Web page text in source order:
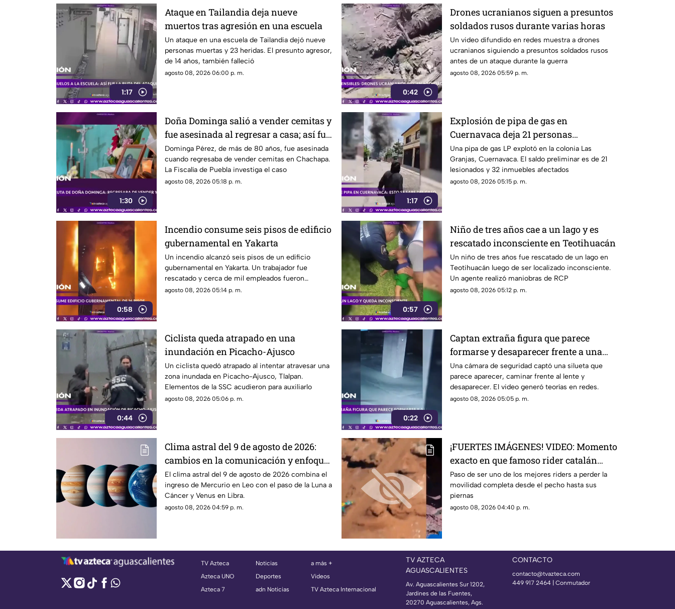
1:17
Ataque en Tailandia deja nueve
muertos tras agresión en una escuela
Un ataque en una escuela de Tailandia dejó nueve
personas muertas y 23 heridas. El presunto agresor,
de 14 años, también falleció
agosto 08, 2026 06:00 p. m.
0:42
Drones ucranianos siguen a presuntos
soldados rusos durante varias horas
Un video difundido en redes muestra a drones
ucranianos siguiendo a presuntos soldados rusos
antes de un ataque durante la guerra
agosto 08, 2026 05:59 p. m.
1:30
Doña Dominga salió a vender cemitas y
fue asesinada al regresar a casa; así fue
la agresión (VIDEO)
Dominga Pérez, de más de 80 años, fue asesinada
cuando regresaba de vender cemitas en Chachapa.
La Fiscalía de Puebla investiga el caso
agosto 08, 2026 05:18 p. m.
1:17
Explosión de pipa de gas en
Cuernavaca deja 21 personas
lesionadas
Una pipa de gas LP explotó en la colonia Las
Granjas, Cuernavaca. El saldo preliminar es de 21
lesionados y 32 inmuebles afectados
agosto 08, 2026 05:15 p. m.
0:58
Incendio consume seis pisos de edificio
gubernamental en Yakarta
Un incendio alcanzó seis pisos de un edificio
gubernamental en Yakarta. Un trabajador fue
rescatado y cerca de mil empleados fueron
reubicados
agosto 08, 2026 05:14 p. m.
0:57
Niño de tres años cae a un lago y es
rescatado inconsciente en Teotihuacán
Un niño de tres años fue rescatado de un lago en
Teotihuacán luego de ser localizado inconsciente.
Un agente realizó maniobras de RCP
agosto 08, 2026 05:12 p. m.
0:44
Ciclista queda atrapado en una
inundación en Picacho-Ajusco
Un ciclista quedó atrapado al intentar atravesar una
zona inundada en Picacho-Ajusco, Tlalpan.
Elementos de la SSC acudieron para auxiliarlo
agosto 08, 2026 05:06 p. m.
0:22
Captan extraña figura que parece
formarse y desaparecer frente a una
cámara
Una cámara de seguridad captó una silueta que
parece aparecer, caminar frente al lente y
desaparecer. El video generó teorías en redes.
agosto 08, 2026 05:05 p. m.
Clima astral del 9 de agosto de 2026:
cambios en la comunicación y enfoque
emocional
El clima astral del 9 de agosto de 2026 combina el
ingreso de Mercurio en Leo con el paso de la Luna a
Cáncer y Venus en Libra.
agosto 08, 2026 04:59 p. m.
¡FUERTES IMÁGENES! VIDEO: Momento
exacto en que famoso rider catalán
sufre una caída que lo deja parapléjico
Paso de ser uno de los mejores riders a perder la
movilidad completa desde el pecho hasta sus
piernas
agosto 08, 2026 04:40 p. m.
TV Azteca
Azteca UNO
Azteca 7
Noticias
Deportes
adn Noticias
a más +
Videos
TV Azteca Internacional
TV AZTECA
AGUASCALIENTES
Av. Aguascalientes Sur 1202,
Jardines de las Fuentes,
20270 Aguascalientes, Ags.
CONTACTO
contacto@tvazteca.com
449 917 2464 | Conmutador